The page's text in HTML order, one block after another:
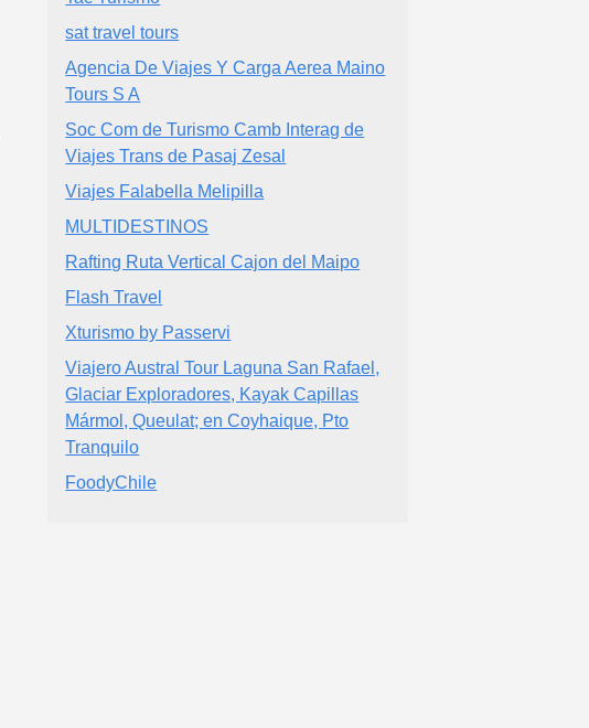
sat travel tours
Agencia De Viajes Y Carga Aerea Maino
Tours S A
Soc Com de Turismo Camb Interag de
Viajes Trans de Pasaj Zesal
Viajes Falabella Melipilla
MULTIDESTINOS
Rafting Ruta Vertical Cajon del Maipo
Flash Travel
Xturismo by Passervi
Viajero Austral Tour Laguna San Rafael,
Glaciar Exploradores, Kayak Capillas
Mármol, Queulat; en Coyhaique, Pto
Tranquilo
FoodyChile